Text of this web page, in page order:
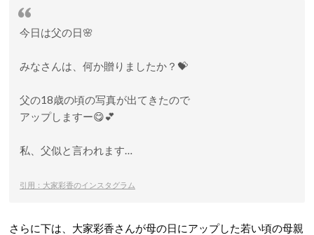
今日は父の日🌸
みなさんは、何か贈りましたか？💝
父の18歳の頃の写真が出てきたので
アップしますー😋💕
私、父似と言われます…
引用：大家彩香のインスタグラム
さらに下は、大家彩香さんが母の日にアップした若い頃の母親